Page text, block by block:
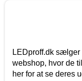
LEDproff.dk
webshop, hvor de
her for at se deres